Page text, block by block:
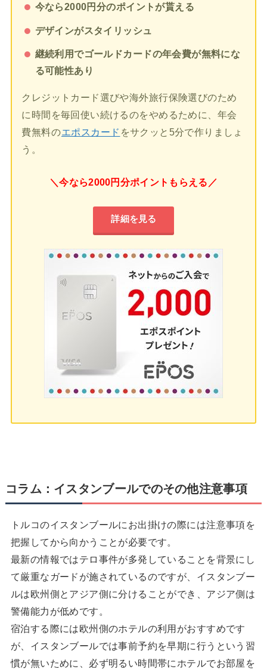
今なら2000円分のポイントが貰える
デザインがスタイリッシュ
継続利用でゴールドカードの年会費が無料にな
る可能性あり
クレジットカード選びや海外旅行保険選びのため
に時間を毎回使い続けるのをやめるために、年会
費無料のエポスカード をサクッと5分で作りましょ
う。
＼今なら2000円分ポイントもらえる／
詳細を見る
コラム：イスタンブールでのその他注意事項
トルコのイスタンブールにお出掛けの際には注意事項を
把握してから向かうことが必要です。
最新の情報ではテロ事件が多発していることを背景にし
て厳重なガードが施されているのですが、イスタンブー
ルは欧州側とアジア側に分けることができ、アジア側は
警備能力が低めです。
宿泊する際には欧州側のホテルの利用がおすすめです
が、イスタンブールでは事前予約を早期に行うという習
慣が無いために、必ず明るい時間帯にホテルでお部屋を